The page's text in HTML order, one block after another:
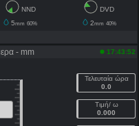
NND
DVD
5mm 60% 2mm 40%
- mm 17:43:52
Τελευταία ώρα
0.0
Τιμή/ ω
0.000